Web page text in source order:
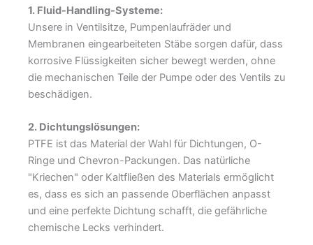
1. Fluid-Handling-Systeme:
Unsere in Ventilsitze, Pumpenlaufräder und
Membranen eingearbeiteten Stäbe sorgen dafür, dass
korrosive Flüssigkeiten sicher bewegt werden, ohne
die mechanischen Teile der Pumpe oder des Ventils zu
beschädigen.
2. Dichtungslösungen:
PTFE ist das Material der Wahl für Dichtungen, O-
Ringe und Chevron-Packungen. Das natürliche
"Kriechen" oder Kaltfließen des Materials ermöglicht
es, dass es sich an passende Oberflächen anpasst
und eine perfekte Dichtung schafft, die gefährliche
chemische Lecks verhindert.